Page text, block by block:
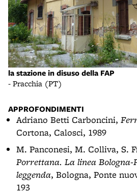
la stazione in disuso della FAP
- Pracchia (PT)
APPROFONDIMENTI
Adriano Betti Carboncini,
Cortona, Calosci, 1989
M. Panconesi, M. Colliva, S.
Porrettana. La linea
leggenda, Bologna, Ponte
193